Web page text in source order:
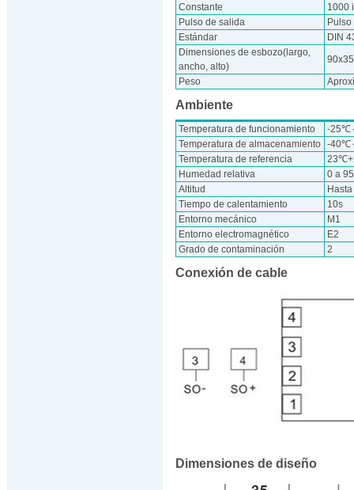
Constante
1000
Pulso de salida
Estándar
DIN
Dimensiones de esbozo(largo,
ancho, alto)
Peso
Ambiente
Temperatura de funcionamiento
-25℃
Temperatura de almacenamiento
-40℃
Temperatura de referencia
Humedad relativa
0 a
Altitud
Tiempo de calentamiento
10s
Entorno mecánico
M1
Entorno electromagnético
E2
Grado de contaminación
2
Conexión de cable
Dimensiones de diseño